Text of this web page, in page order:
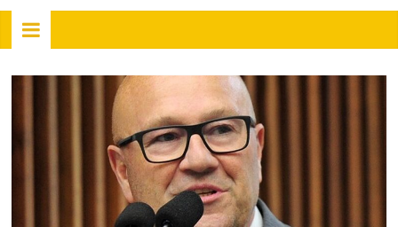
Portais
notícias